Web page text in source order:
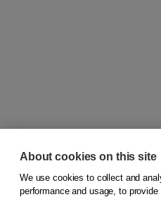
© 2026Koninklijke Boom
About cookies on this site
We use cookies to collect and
performance and usage, to